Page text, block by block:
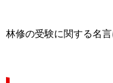
林修の受験に関する名言